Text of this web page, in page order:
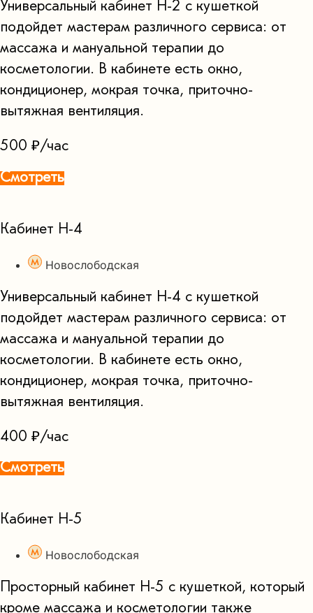
Универсальный кабинет Н-2 с кушеткой
подойдет мастерам различного сервиса: от
массажа и мануальной терапии до
косметологии. В кабинете есть окно,
кондиционер, мокрая точка, приточно-
вытяжная вентиляция.
500 ₽/час
Смотреть
Кабинет Н-4
Новослободская
Универсальный кабинет Н-4 с кушеткой
подойдет мастерам различного сервиса: от
массажа и мануальной терапии до
косметологии. В кабинете есть окно,
кондиционер, мокрая точка, приточно-
вытяжная вентиляция.
400 ₽/час
Смотреть
Кабинет Н-5
Новослободская
Просторный кабинет Н-5 с кушеткой, который
кроме массажа и косметологии также